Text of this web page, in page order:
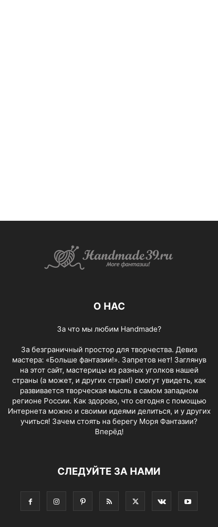
О НАС
За что мы любим Handmade?
За безграничный простор для творчества. Девиз
мастера: «Больше фантазии!». Запретов нет! Заглянув
на этот сайт, мастерицы из разных уголков нашей
страны (а может, и других стран!) смогут увидеть, как
развивается творческая мысль в самом западном
регионе России. Как здорово, что сегодня с помощью
Интернета можно и своими идеями делиться, и у других
учиться! Зачем стоять на берегу Моря Фантазии?
Вперёд!
СЛЕДУЙТЕ ЗА НАМИ